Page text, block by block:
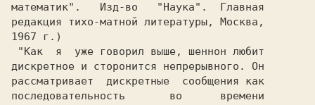
математик".   Изд-во   "Наука".  Главная
редакция тихо-матной литературы, Москва,
1967 г.)
дискретное и сторонится непрерывного. Он
рассматривает  дискретные  сообщения как
последовательность       во      времени